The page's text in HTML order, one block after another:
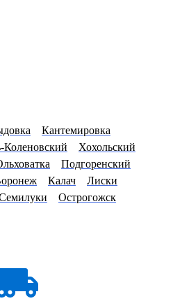
Кантемировка
Коленовский
Хохольский
Подгоренский
Калач
Лиски
Острогожск